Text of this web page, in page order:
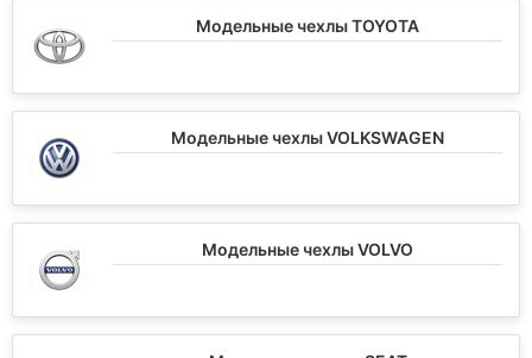
Модельные чехлы TOYOTA
Модельные чехлы VOLKSWAGEN
Модельные чехлы VOLVO